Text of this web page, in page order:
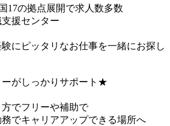
17の拠点展開で求人数多数
援センター
にピッタリなお仕事を一緒にお探し
がしっかりサポート★
方でフリーや補助で
務でキャリアアップできる場所へ